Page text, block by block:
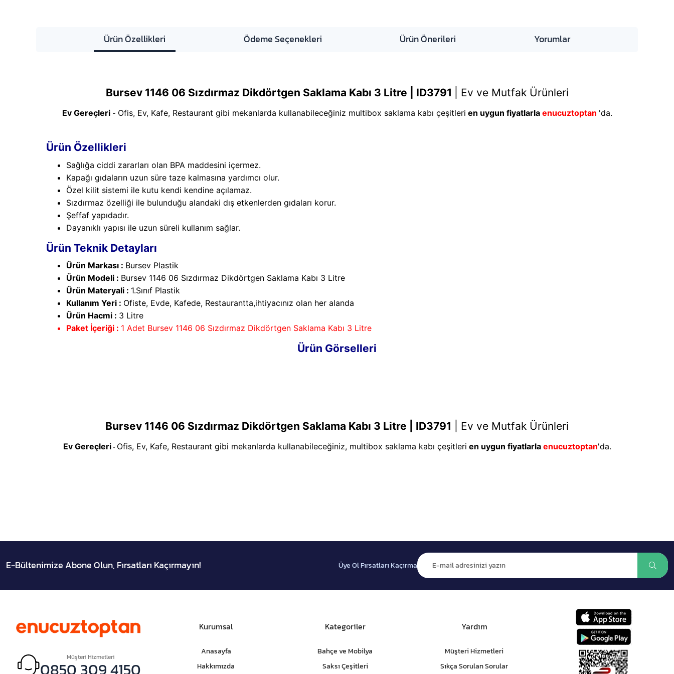
Ürün Özellikleri Ödeme Seçenekleri Ürün Önerileri Yorumlar
Bursev 1146 06 Sızdırmaz Dikdörtgen Saklama Kabı 3 Litre | ID3791 Ev ve Mutfak Ürünleri
Ev Gereçleri- Ofis, Ev, Kafe, Restaurant gibi mekanlarda kullanabileceğiniz multibox saklama kabı çeşitleri en uygun fiyatlarla enucuztoptan 'da.
Ürün Özellikleri
Sağlığa ciddi zararları olan BPA maddesini içermez.
Kapağı gıdaların uzun süre taze kalmasına yardımcı olur.
Özel kilit sistemi ile kutu kendi kendine açılamaz.
Sızdırmaz özelliği ile bulunduğu alandaki dış etkenlerden gıdaları korur.
Şeffaf yapıdadır.
Dayanıklı yapısı ile uzun süreli kullanım sağlar.
Ürün Teknik Detayları
Ürün Markası : Bursev Plastik
Ürün Modeli : Bursev 1146 06 Sızdırmaz Dikdörtgen Saklama Kabı 3 Litre
Ürün Materyali : 1.Sınıf Plastik
Kullanım Yeri : Ofiste, Evde, Kafede, Restaurantta,ihtiyacınız olan her alanda
Ürün Hacmi : 3 Litre
Paket İçeriği : 1 Adet Bursev 1146 06 Sızdırmaz Dikdörtgen Saklama Kabı 3 Litre
Ürün Görselleri
Bursev 1146 06 Sızdırmaz Dikdörtgen Saklama Kabı 3 Litre | ID3791 Ev ve Mutfak Ürünleri
Ev Gereçleri- Ofis, Ev, Kafe, Restaurant gibi mekanlarda kullanabileceğiniz, multibox saklama kabı çeşitleri en uygun fiyatlarla enucuztoptan'da.
E-Bültenimize Abone Olun, Fırsatları Kaçırmayın! Üye Ol Fırsatları Kaçırma
Müşteri Hizmetleri
Kurumsal
Anasayfa
Hakkımızda
Kategoriler
Bahçe ve Mobilya
Saksı Çeşitleri
Yardım
Müşteri Hizmetleri
Sıkça Sorulan Sorular